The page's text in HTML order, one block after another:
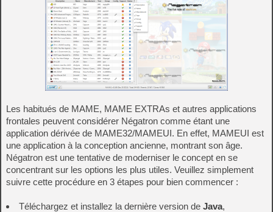
Les habitués de MAME, MAME EXTRAs et autres applications
frontales peuvent considérer Négatron comme étant une
application dérivée de MAME32/MAMEUI. En effet, MAMEUI est
une application à la conception ancienne, montrant son âge.
Négatron est une tentative de moderniser le concept en se
concentrant sur les options les plus utiles. Veuillez simplement
suivre cette procédure en 3 étapes pour bien commencer :
Téléchargez et installez la dernière version de Java,